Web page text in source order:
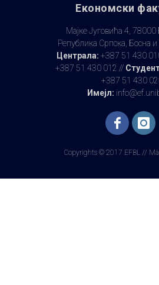
Економски
Мајке Југовића 4,
Република Српска, Босна
Централа: +387 51 430
+387 51 430 012 //
+387 51 430
Имејл:
Copyrights © 2017 EFBL //